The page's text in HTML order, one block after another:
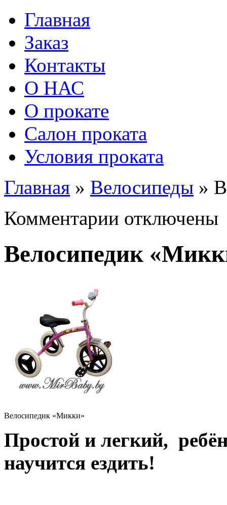
Главная
Заказ
Контакты
О НАС
О прокате
Салон проката
Условия проката
Главная » Велосипеды »
Комментарии записи
отключены
Велосипедик
Велосипедик «Микки»
Простой и легкий,
научится ездить!